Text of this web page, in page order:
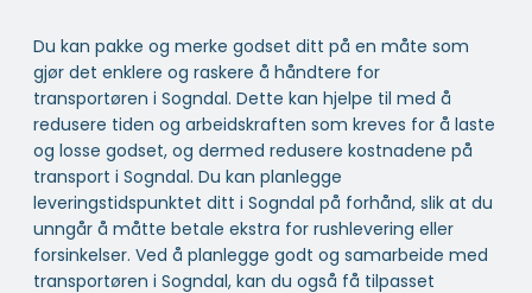
Du kan pakke og merke godset ditt på en måte som
gjør det enklere og raskere å håndtere for
transportøren i Sogndal. Dette kan hjelpe til med å
redusere tiden og arbeidskraften som kreves for å laste
og losse godset, og dermed redusere kostnadene på
transport i Sogndal. Du kan planlegge
leveringstidspunktet ditt i Sogndal på forhånd, slik at du
unngår å måtte betale ekstra for rushlevering eller
forsinkelser. Ved å planlegge godt og samarbeide med
transportøren i Sogndal, kan du også få tilpasset